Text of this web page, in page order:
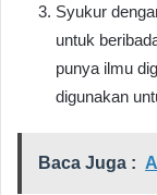
Syukur
untuk
punya ilmu
digunakan
Baca Juga :